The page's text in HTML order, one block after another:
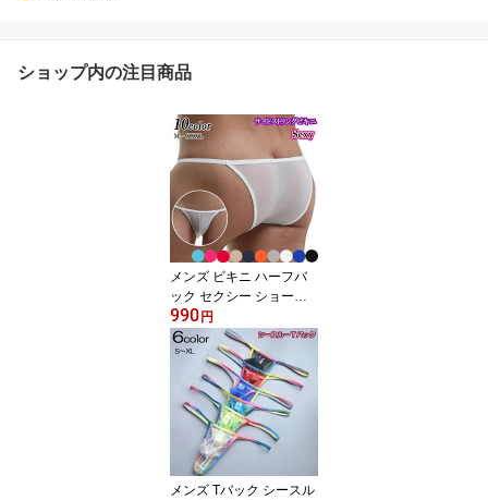
ショップ内の注目商品
メンズ ビキニ ハーフバ
ック セクシー ショーツ
ハイレグ リオバック サ
イドストリング スポーテ
ィ ブリーフ ビキニブリ
ーフ 男性 下着 スケスケ
透け透け 薄素材 伸縮素
材 快適 フィット インナ
ー 大きいサイズ M L XL
XXL XXXL
990円
メンズ Tバック シースル